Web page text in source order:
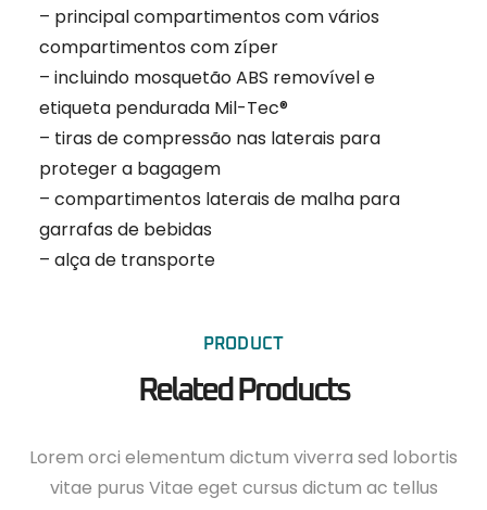
– principal compartimentos com vários
compartimentos com zíper
– incluindo mosquetão ABS removível e
etiqueta pendurada Mil-Tec®
– tiras de compressão nas laterais para
proteger a bagagem
– compartimentos laterais de malha para
garrafas de bebidas
– alça de transporte
PRODUCT
Related Products
Lorem orci elementum dictum viverra sed lobortis
vitae purus Vitae eget cursus dictum ac tellus